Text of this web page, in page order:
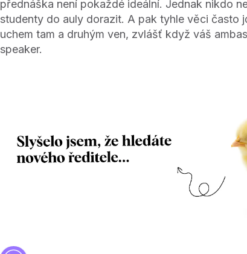
přednáška není pokaždé ideální. Jednak nikdo
studenty do auly dorazit. A pak tyhle věci často
uchem tam a druhým ven, zvlášť když váš
speaker.